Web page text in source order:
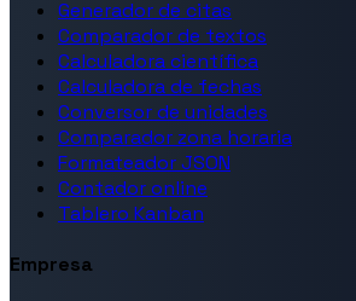
Generador de citas
Comparador de textos
Calculadora científica
Calculadora de fechas
Conversor de unidades
Comparador zona horaria
Formateador JSON
Contador online
Tablero Kanban
Empresa